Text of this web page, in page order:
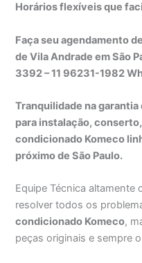
Horários flexíveis que
Faça seu agendamento
de Vila Andrade em São
3392 – 11 96231-1982
Tranquilidade na
para instalação,
condicionado Komeco
próximo de São Paulo.
Equipe Técnica altamente
resolver todos os
condicionado Komeco,
peças originais e sempre